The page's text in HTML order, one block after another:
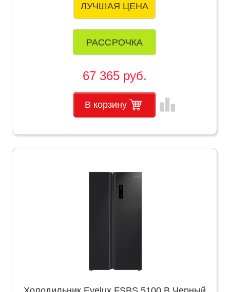
ЛУЧШАЯ ЦЕНА
РАССРОЧКА
67 365 руб.
В корзину leaderboard